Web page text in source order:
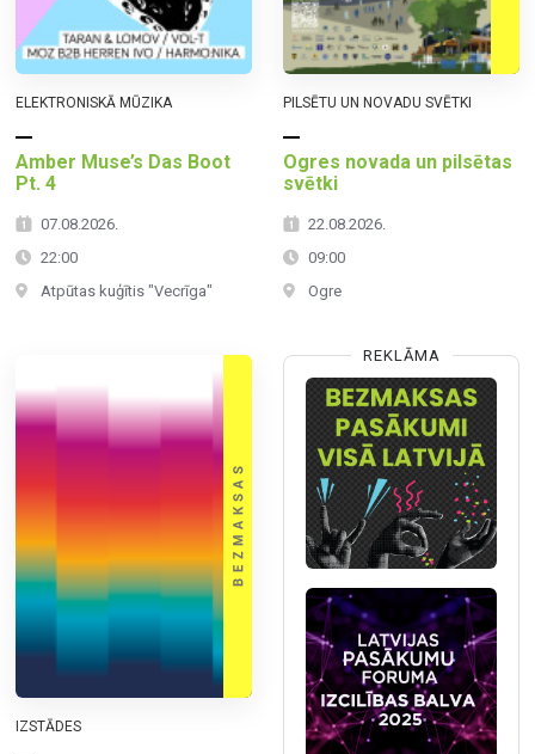
ELEKTRONISKĀ MŪZIKA
Amber Muse’s Das Boot
Pt. 4
07.08.2026.
22:00
Atpūtas kuģītis "Vecrīga"
PILSĒTU UN NOVADU SVĒTKI
Ogres novada un pilsētas
svētki
22.08.2026.
09:00
Ogre
IZSTĀDES
REKLĀMA